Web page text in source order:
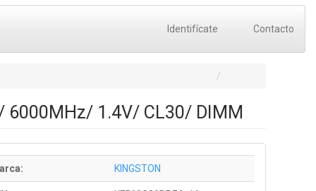
Identifícate Contacto
6000MHz/ 1.4V/ CL30/ DIMM
KINGSTON